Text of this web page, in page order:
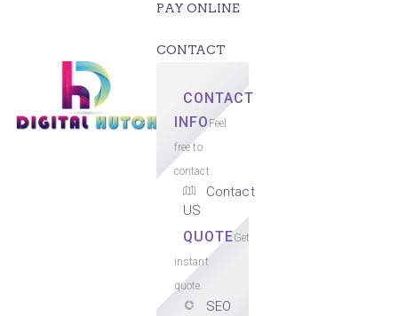
PAY ONLINE
CONTACT
CONTACT
INFOFeel
free to
contact.
Contact
US
QUOTEGet
instant
quote.
SEO